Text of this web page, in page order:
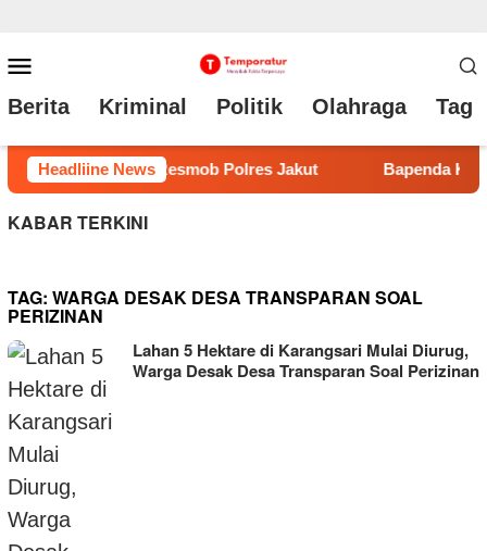
ke
konten
Mobile
Berita Kriminal Politik Olahraga Tag
Headliine News
Kabupaten Bekasi Raih Juara Pertama di Fashion Show
KABAR TERKINI
TAG: WARGA DESAK DESA TRANSPARAN SOAL
PERIZINAN
Lahan 5 Hektare di Karangsari Mulai Diurug,
Warga Desak Desa Transparan Soal Perizinan